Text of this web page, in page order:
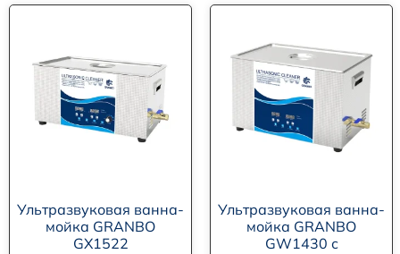
Ультразвуковая ванна-
мойка GRANBO
GX1522
Ультразвуковая ванна-
мойка GRANBO
GW1430 с